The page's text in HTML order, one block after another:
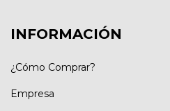
INFORMACIÓN
¿Cómo Comprar?
Empresa